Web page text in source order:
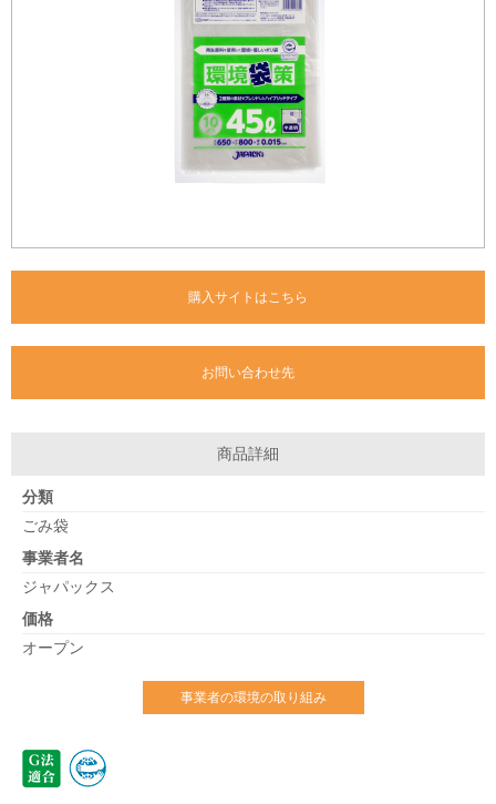
購入サイトはこちら
お問い合わせ先
商品詳細
分類
ごみ袋
事業者名
ジャパックス
価格
オープン
事業者の環境の取り組み